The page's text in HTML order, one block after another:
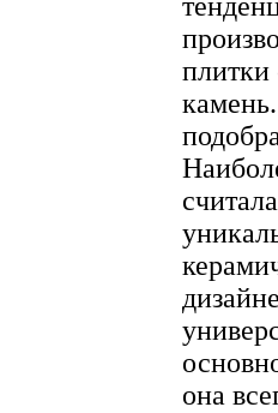
она